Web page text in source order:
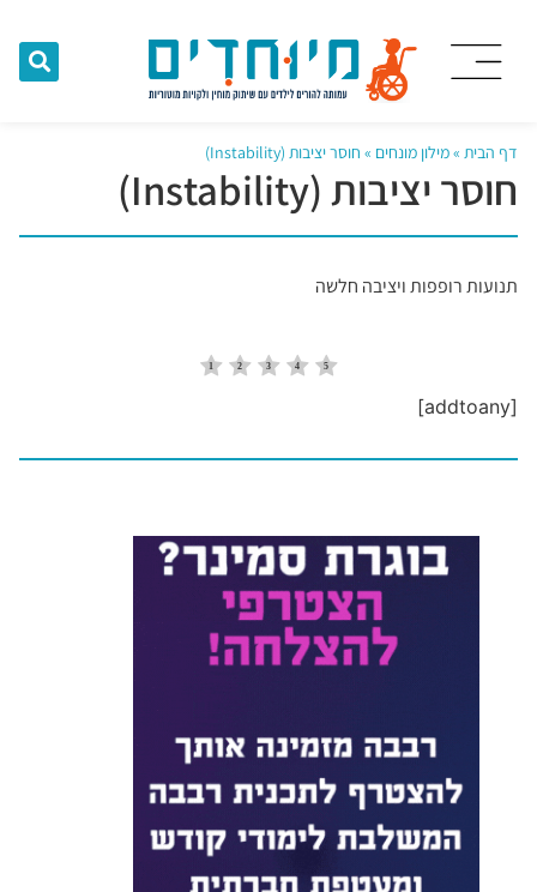
דף הבית »מילון מונחים » חוסר יציבות (Instability)
חוסר יציבות (Instability)
תנועות רופפות ויציבה חלשה
[addtoany]